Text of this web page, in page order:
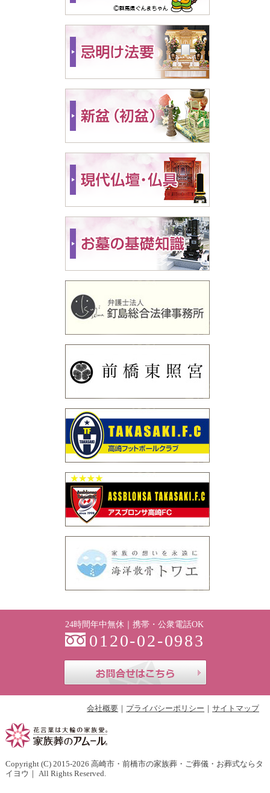
24時間年中無休｜携帯・公衆電話OK
0120-02-0983
会社概要 プライバシーポリシー サイトマップ
Copyright (C) 2015-2026 高崎市・前橋市の家族葬・ご葬儀・お葬式ならタ
イヨウ ｜ All Rights Reserved.